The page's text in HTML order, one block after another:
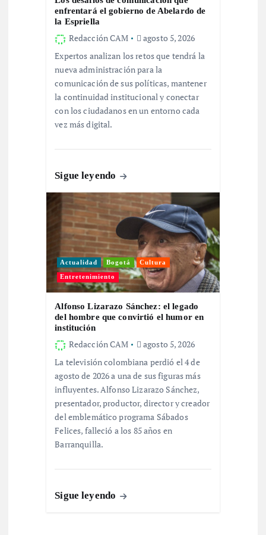
enfrentará el gobierno de Abelardo de
la Espriella
Redacción CAM
agosto 5, 2026
Expertos analizan los retos que tendrá la
nueva administración para la
comunicación de sus políticas, mantener
la continuidad institucional y conectar
con los ciudadanos en un entorno cada
vez más digital.
Sigue leyendo
Actualidad Bogotá Cultura
Entretenimiento
Alfonso Lizarazo Sánchez: el legado
del hombre que convirtió el humor en
institución
Redacción CAM
agosto 5, 2026
La televisión colombiana perdió el 4 de
agosto de 2026 a una de sus figuras más
influyentes. Alfonso Lizarazo Sánchez,
presentador, productor, director y creador
del emblemático programa Sábados
Felices, falleció a los 85 años en
Barranquilla.
Sigue leyendo